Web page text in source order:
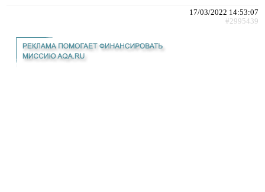
17/03/2022 14:53:07
#2995439